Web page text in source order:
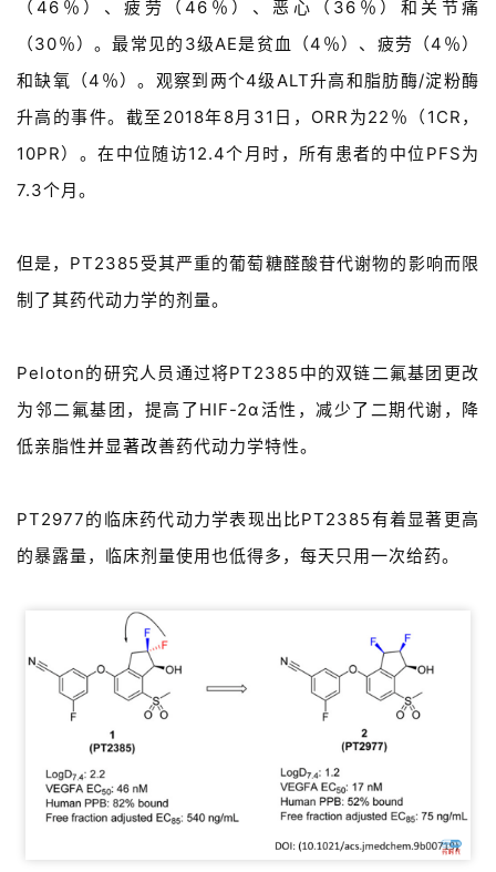
首
页
讯
（46％）、疲劳（46％）、恶心（36％）和关节痛
（30％）。最常见的3级AE是贫血（4％）、 疲劳（4％）
和缺氧（4％）。 观察到两个4级ALT升高和脂肪酶/淀粉酶
升高的事件。 截至2018年8月31日，ORR为22％（1CR，
10PR）。在中位随访12.4个月时，所有患者的中位PFS为
7.3个月。
但是，PT2385受其严重的葡萄糖醛酸苷代谢物的影响而限
制了其药代动力学的剂量。
Peloton的研究人员通过将PT2385中的双链二氟基团更改
为邻二氟基团，提高了HIF-2α活性，减少了二期代谢，降
低亲脂性并显著改善药代动力学特性。
PT2977的临床药代动力学表现出比PT2385有着显著更高
的暴露量，临床剂量使用也低得多，每天只用一次给药。